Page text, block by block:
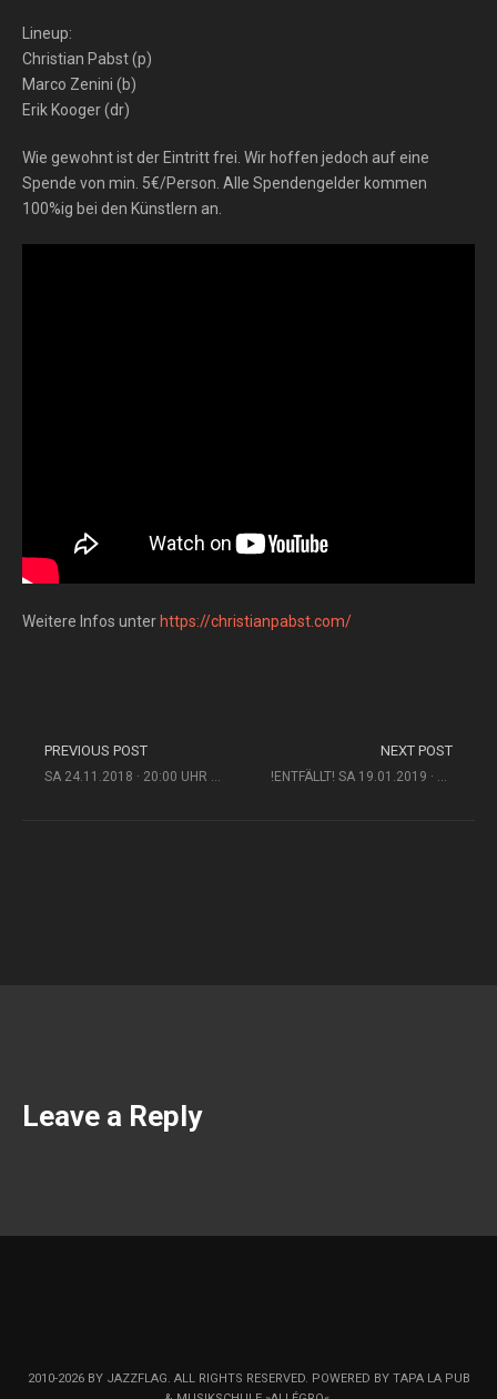
Lineup:
Christian Pabst (p)
Marco Zenini (b)
Erik Kooger (dr)
Wie gewohnt ist der Eintritt frei. Wir hoffen jedoch auf eine
Spende von min. 5€/Person. Alle Spendengelder kommen
100%ig bei den Künstlern an.
Weitere Infos unter https://christianpabst.com/
PREVIOUS POST NEXT POST
Leave a Reply
2010-2026 BY JAZZFLAG. ALL RIGHTS RESERVED. POWERED BY TAPA LA PUB